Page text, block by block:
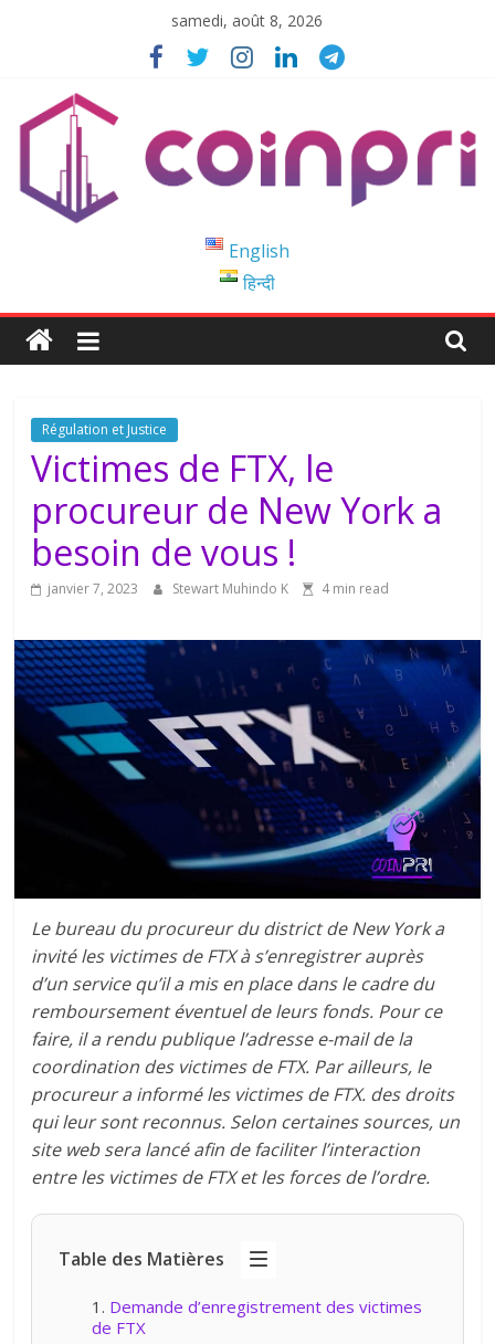
samedi, août 8, 2026
Blockchain
Easy
to
English
हिन्दी
Régulation et Justice
Victimes de FTX, le
procureur de New York a
besoin de vous !
janvier 7, 2023 Stewart Muhindo K 4 min read
Le bureau du procureur du district de New York a
invité les victimes de FTX à s’enregistrer auprès
d’un service qu’il a mis en place dans le cadre du
remboursement éventuel de leurs fonds. Pour ce
faire, il a rendu publique l’adresse e-mail de la
coordination des victimes de FTX. Par ailleurs, le
procureur a informé les victimes de FTX. des droits
qui leur sont reconnus. Selon certaines sources, un
site web sera lancé afin de faciliter l’interaction
entre les victimes de FTX et les forces de l’ordre.
Table des Matières
Demande d’enregistrement des victimes
de FTX